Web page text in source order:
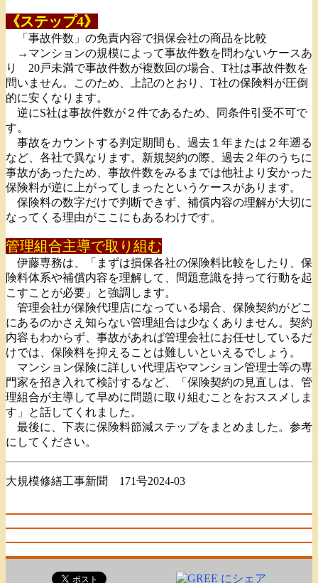
《ステップ4》
「事故件数」の免責内容で損保会社の商品を比較
→マンションの規模によって事故件数を問わないケースあ
り 20戸未満で事故件数が複数回の場合、T社は事故件数を
問いません。このため、上記のとおり、T社の保険料が圧倒
的に安くなります。
逆にS社は事故件数が２件であるため、同条件引受不可で
す。
事故をカウントする判定期間も、過去１年または２年遡る
など、各社で異なります。新規契約の際、過去２年のうちに
事故があったため、事故件数をみるまでは他社より安かった
保険料が逆に上がってしまったというケースがあります。
保険料の数字だけで判断できず、補償内容の理解が大切に
なってくる理由がここにもあるわけです。
管理組合主導で取り組む
伊藤専務は、「まずは損保各社の保険料比較をしたり、保
険料体系や補償内容を理解して、問題意識を持って行動を起
こすことが必要」と強調します。
管理会社が保険代理店になっている場合、保険契約がどこ
にあるのかさえ知らない管理組合は少なくありません。契約
内容もわからず、事故があれば管理会社にお任せしているだ
けでは、保険料を抑えることは難しいといえるでしょう。
マンション保険に詳しい代理店やマンション管理士等の専
門家を招き入れて検討するなど、「保険契約の見直しは、管
理組合が主導して早めに問題に取り組むことをおススメしま
す」と話してくれました。
最後に、下表に保険料節減ステップをまとめました。参考
にしてください。
大規模修繕工事新聞 171号2024-03